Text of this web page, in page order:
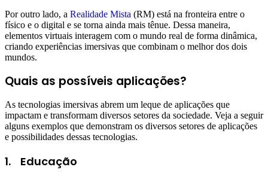
Por outro lado, a Realidade Mista (RM) está na fronteira entre o
físico e o digital e se torna ainda mais tênue. Dessa maneira,
elementos virtuais interagem com o mundo real de forma dinâmica,
criando experiências imersivas que combinam o melhor dos dois
mundos.
Quais as possíveis aplicações?
As tecnologias imersivas abrem um leque de aplicações que
impactam e transformam diversos setores da sociedade. Veja a seguir
alguns exemplos que demonstram os diversos setores de aplicações
e possibilidades dessas tecnologias.
1. Educação